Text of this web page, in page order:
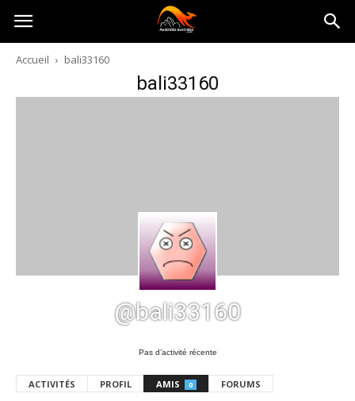
Australia-
australie.com
Accueil bali33160
bali33160
@bali33160
Pas d’activité récente
ACTIVITÉS PROFIL AMIS 0 FORUMS